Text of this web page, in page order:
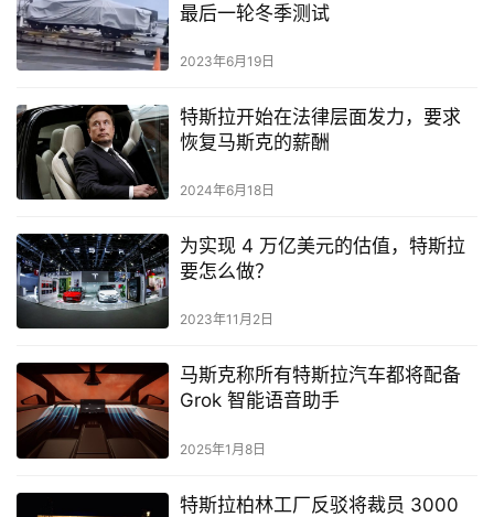
最后一轮冬季测试
2023年6月19日
特斯拉开始在法律层面发力，要求
恢复马斯克的薪酬
2024年6月18日
为实现 4 万亿美元的估值，特斯拉
要怎么做？
2023年11月2日
马斯克称所有特斯拉汽车都将配备
Grok 智能语音助手
2025年1月8日
特斯拉柏林工厂反驳将裁员 3000